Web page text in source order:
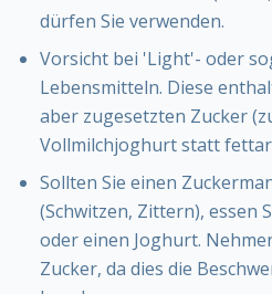
dürfen Sie verwenden.
Vorsicht bei 'Light'- oder
Lebensmitteln. Diese
aber zugesetzten Zucker
Vollmilchjoghurt statt
Sollten Sie einen
(Schwitzen, Zittern), essen
oder einen Joghurt.
Zucker, da dies die